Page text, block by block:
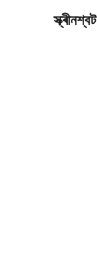
স্ক্ৰীনশ্বট